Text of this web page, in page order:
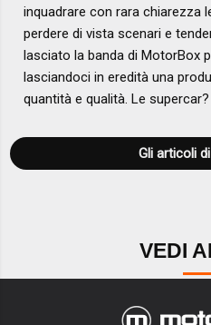
inquadrare con rara chiarezza
perdere di vista scenari e
lasciato la banda di MotorBox
lasciandoci in eredità una
quantità e qualità. Le supercar?
Gli articoli
VEDI